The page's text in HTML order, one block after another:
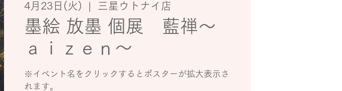
4月23日(火) 三星ウトナイ店
墨絵 放墨 個展 藍禅～
ａｉｚｅｎ～
※イベント名をクリックするとポスターが拡大表示さ
れます。